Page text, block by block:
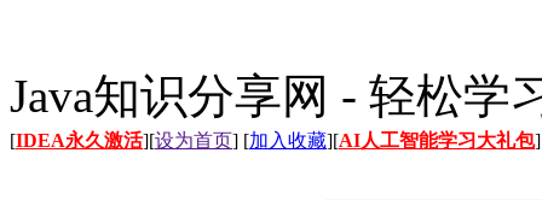
Java知识分享网 - 轻松学
[IDEA永久激活][设为首页] [加入收藏][AI人工智能学习大礼包]